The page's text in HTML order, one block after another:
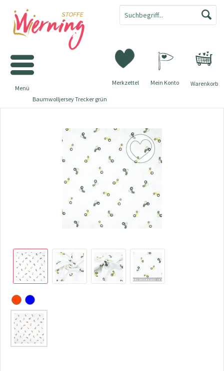
Warenkorb
Merkzettel Mein Konto
Menü
Baumwolljersey Trecker grün